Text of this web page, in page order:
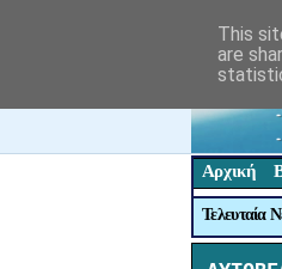
Αρχική
Τελευταία
This
are